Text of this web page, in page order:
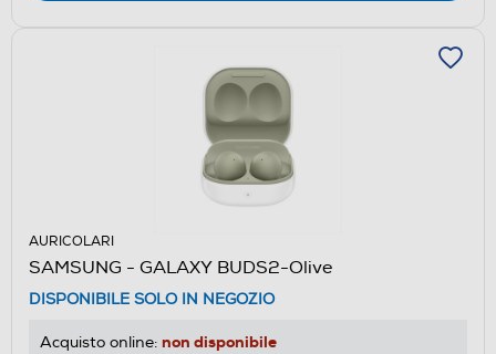
AURICOLARI
SAMSUNG - GALAXY BUDS2-Olive
DISPONIBILE SOLO IN NEGOZIO
Acquisto online: non disponibile